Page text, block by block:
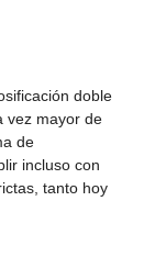
doble
vez mayor de
de
incluso con
tanto hoy